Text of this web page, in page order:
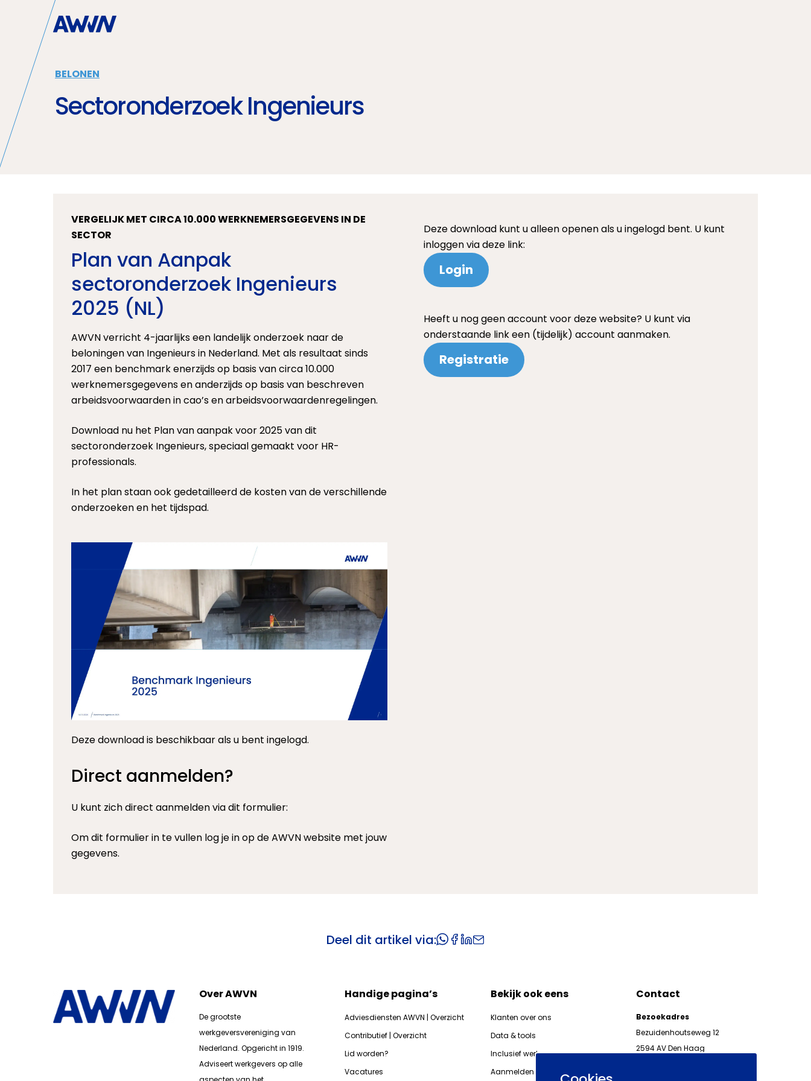
Naar hoofdinhoud
BELONEN
Sectoronderzoek Ingenieurs
VERGELIJK MET CIRCA 10.000 WERKNEMERSGEGEVENS IN DE
SECTOR
Plan van Aanpak
sectoronderzoek Ingenieurs
2025 (NL)
AWVN verricht 4-jaarlijks een landelijk onderzoek naar de
beloningen van Ingenieurs in Nederland. Met als resultaat sinds
2017 een benchmark enerzijds op basis van circa 10.000
werknemersgegevens en anderzijds op basis van beschreven
arbeidsvoorwaarden in cao’s en arbeidsvoorwaardenregelingen.
Download nu het Plan van aanpak voor 2025 van dit
sectoronderzoek Ingenieurs, speciaal gemaakt voor HR-
professionals.
In het plan staan ook gedetailleerd de kosten van de verschillende
onderzoeken en het tijdspad.
Deze download is beschikbaar als u bent ingelogd.
Direct aanmelden?
U kunt zich direct aanmelden via dit formulier:
Om dit formulier in te vullen log je in op de AWVN website met jouw
gegevens.
Deze download kunt u alleen openen als u ingelogd bent. U kunt
inloggen via deze link:
Login
Heeft u nog geen account voor deze website? U kunt via
onderstaande link een (tijdelijk) account aanmaken.
Registratie
Deel dit artikel via:
Over AWVN
De grootste
werkgeversvereniging van
Nederland. Opgericht in 1919.
Adviseert werkgevers op alle
Handige pagina’s
Adviesdiensten AWVN | Overzicht
Contributief | Overzicht
Lid worden?
Vacatures
Bekijk ook eens
Klanten over ons
Data & tools
Inclusief werkgeven
Aanmelden nieuwsbrieven AWVN
Contact
Bezoekadres
Bezuidenhoutseweg 12
2594 AV Den Haag